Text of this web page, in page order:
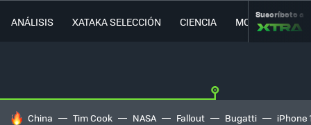
ANÁLISIS XATAKA SELECCIÓN CIENCIA MOVILIDAD
Suscríbete a
HOY SE HABLA DE
China Tim Cook NASA Fallout Bugatti iPhone